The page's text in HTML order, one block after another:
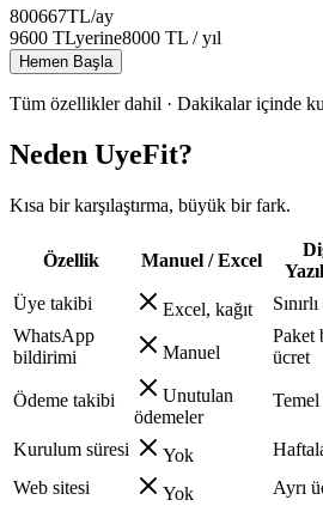
800667TL/ay
9600 TLyerine8000 TL / yıl
Hemen Başla
Tüm özellikler dahil · Dakikalar içinde
Neden UyeFit?
Kısa bir karşılaştırma, büyük bir fark.
Özellik Manuel / Excel
Üye takibi Excel, kağıt Sınırlı
WhatsApp
bildirimi
Manuel
Paket
ücret
Ödeme takibi
Unutulan
ödemeler
Temel
Kurulum süresi
Yok
Web sitesi
Yok Ayrı